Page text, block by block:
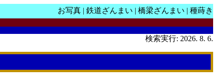
お写真 | 鉄道ざんまい | 橋梁ざんまい | 種蒔き
検索実行: 2026. 8. 6.